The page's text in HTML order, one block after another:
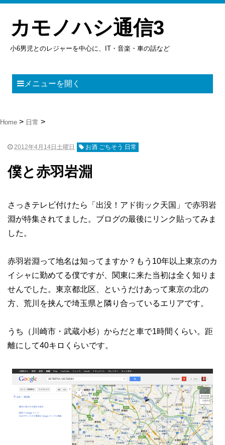
カモノハシ通信3
小6男児とのレジャーを中心に、IT・音楽・車の話など
メニューを開く
Home 日常
2012年4月14日土曜日 お酒 ごちそう 日常
僕と赤羽岩淵
さっきテレビ付けたら「出没！アド街ック天国」で赤羽岩
淵が特集されてました。ブログの最後にリンク貼ってみま
した。
赤羽岩淵って地名は知ってますか？もう10年以上東京のカ
イシャに勤めてる僕ですが、関東に来た当初は全く知りま
せんでした。東京都北区、というだけあって東京の北の
方、荒川を挟んで埼玉県と隣り合っているエリアです。
うち（川崎市・武蔵小杉）からだと車で1時間くらい。距
離にして40キロくらいです。